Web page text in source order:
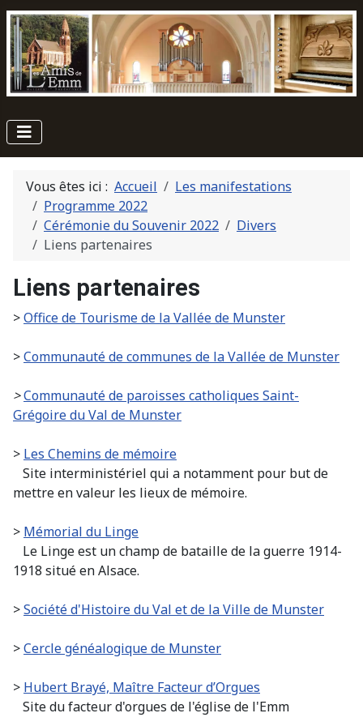
Vous êtes ici : Accueil
Les manifestations
Programme 2022
Cérémonie du Souvenir 2022
Divers
Liens partenaires
Liens partenaires
>Office de Tourisme de la Vallée de Munster
>Communauté de communes de la Vallée de Munster
>Communauté de paroisses catholiques Saint-
Grégoire du Val de Munster
> Les Chemins de mémoire
Site interministériel qui a notamment pour but de
mettre en valeur les lieux de mémoire.
> Mémorial du Linge
Le Linge est un champ de bataille de la guerre 1914-
1918 situé en Alsace.
>Société d'Histoire du Val et de la Ville de Munster
>Cercle généalogique de Munster
> Hubert Brayé, Maître Facteur d’Orgues
Site du facteur d'orgues de l'église de l'Emm